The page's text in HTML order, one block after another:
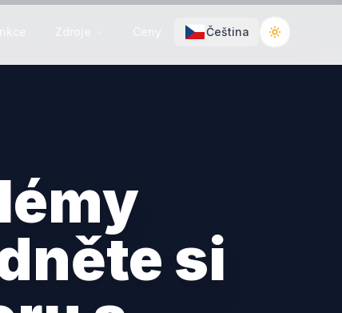
Čeština Toggle
si